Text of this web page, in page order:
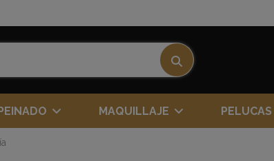
MAQUILLAJE PELUCAS